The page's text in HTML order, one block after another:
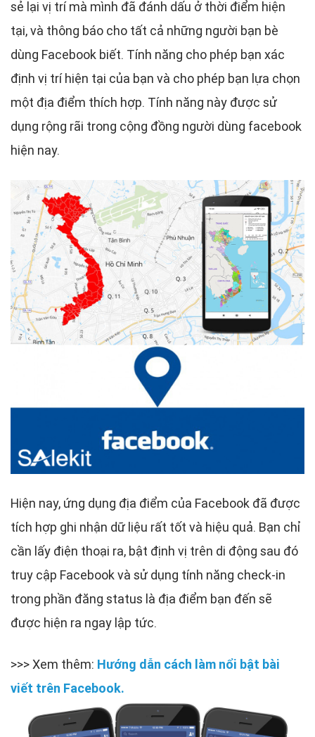
sẻ lại vị trí mà mình đã đánh dấu ở thời điểm hiện
tại, và thông báo cho tất cả những người bạn bè
dùng Facebook biết. Tính năng cho phép bạn xác
định vị trí hiện tại của bạn và cho phép bạn lựa chọn
một địa điểm thích hợp. Tính năng này được sử
dụng rộng rãi trong cộng đồng người dùng facebook
hiện nay.
Hiện nay, ứng dụng địa điểm của Facebook đã được
tích hợp ghi nhận dữ liệu rất tốt và hiệu quả. Bạn chỉ
cần lấy điện thoại ra, bật định vị trên di động sau đó
truy cập Facebook và sử dụng tính năng check-in
trong phần đăng status là địa điểm bạn đến sẽ
được hiện ra ngay lập tức.
>>> Xem thêm: Hướng dẫn cách làm nổi bật bài
viết trên Facebook.